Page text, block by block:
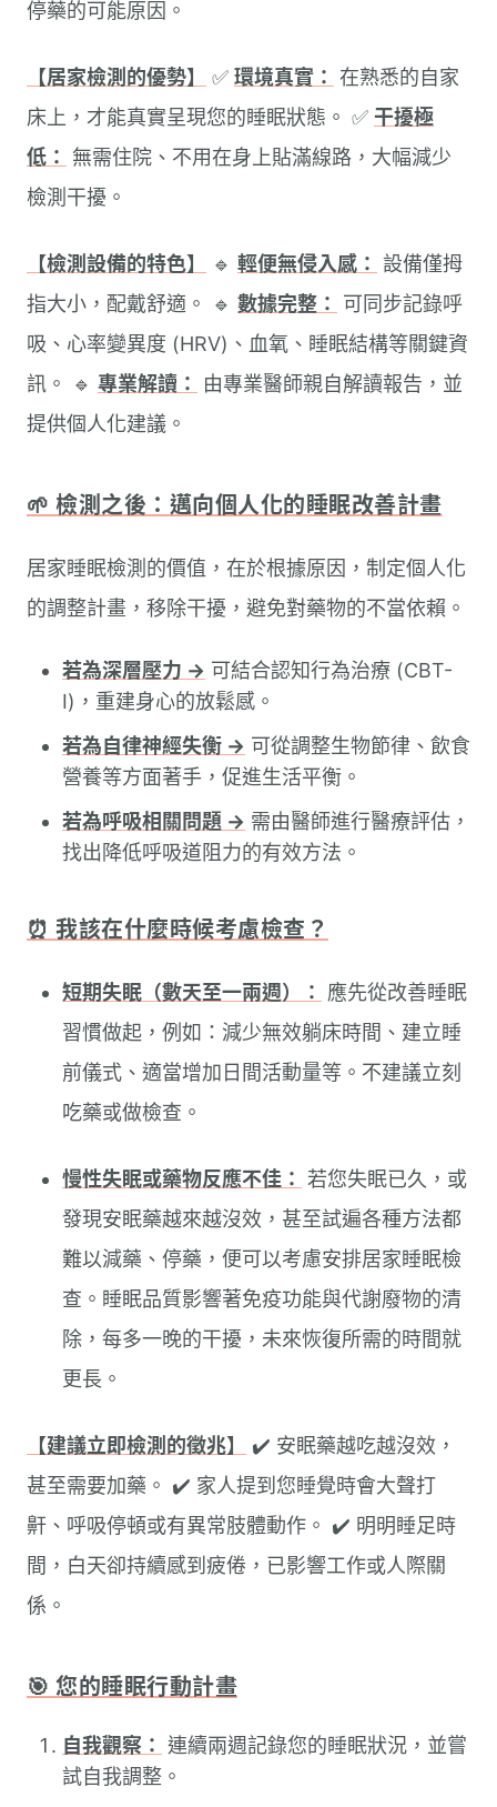
停藥的可能原因。
【居家檢測的優勢】 ✅ 環境真實： 在熟悉的自家
床上，才能真實呈現您的睡眠狀態。 ✅ 干擾極
低：
無需住院、不用在身上貼滿線路，大幅減少
檢測干擾。
【檢測設備的特色】 🔹 輕便無侵入感： 設備僅拇
指大小，配戴舒適。 🔹 數據完整：
可同步記錄呼
吸、心率變異度 (HRV)、血氧、睡眠結構等關鍵資
訊。 🔹 專業解讀：
由專業醫師親自解讀報告，並
提供個人化建議。
🌱 檢測之後：邁向個人化的睡眠改善計畫
居家睡眠檢測的價值，在於根據原因，制定個人化
的調整計畫，移除干擾，避免對藥物的不當依賴。
若為深層壓力 → 可結合認知行為治療 (CBT-
I)，重建身心的放鬆感。
若為自律神經失衡 → 可從調整生物節律、飲食
營養等方面著手，促進生活平衡。
若為呼吸相關問題 → 需由醫師進行醫療評估，
找出降低呼吸道阻力的有效方法。
⏰ 我該在什麼時候考慮檢查？
短期失眠（數天至一兩週）：
應先從改善睡眠
習慣做起，例如：減少無效躺床時間、建立睡
前儀式、適當增加日間活動量等。不建議立刻
吃藥或做檢查。
慢性失眠或藥物反應不佳：
若您失眠已久，或
發現安眠藥越來越沒效，甚至試遍各種方法都
難以減藥、停藥，便可以考慮安排居家睡眠檢
查。睡眠品質影響著免疫功能與代謝廢物的清
除，每多一晚的干擾，未來恢復所需的時間就
更長。
【建議立即檢測的徵兆】
✔️ 安眠藥越吃越沒效，
甚至需要加藥。 ✔️ 家人提到您睡覺時會大聲打
鼾、呼吸停頓或有異常肢體動作。 ✔️ 明明睡足時
間，白天卻持續感到疲倦，已影響工作或人際關
係。
🎯 您的睡眠行動計畫
自我觀察： 連續兩週記錄您的睡眠狀況，並嘗
試自我調整。